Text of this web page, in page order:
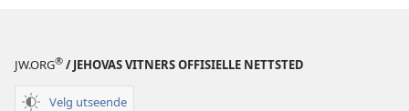
1998
JW.ORG® / JEHOVAS VITNERS OFFISIELLE NETTSTED
Velg utseende